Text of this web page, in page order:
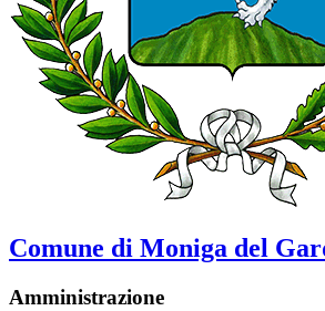
Comune di Moniga del
Amministrazione